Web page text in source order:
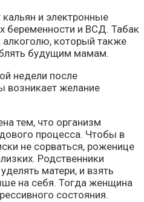
и электронные
беременности и ВСД. Табак
алкоголю, который также
будущим мамам.
недели после
желание
тем, что организм
процесса. Чтобы в
не сорваться, роженице
Родственники
матери, и взять
на себя. Тогда женщина
состояния.